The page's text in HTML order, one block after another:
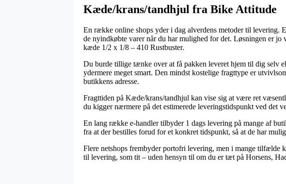
Kæde/krans/tandhjul fra Bike Attitude
En række online shops yder i dag alverdens metoder til levering.
de nyindkøbte varer når du har mulighed for det. Løsningen er
kæde 1/2 x 1/8 – 410 Rustbuster.
Du burde tillige tænke over at få pakken leveret hjem til dig selv
ydermere meget smart. Den mindst kostelige fragttype er
butikkens adresse.
Fragttiden på Kæde/krans/tandhjul kan vise sig at være ret
du kigger nærmere på det estimerede leveringstidspunkt ved det
En lang række e-handler tilbyder 1 dags levering på mange af
fra at der bestilles forud for et konkret tidspunkt, så at de har
Flere netshops frembyder portofri levering, men i mange tilfælde
til levering, som tit – uden hensyn til om du er tæt på Horsens,